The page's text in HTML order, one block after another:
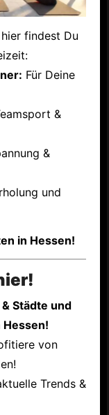
findest Du
Für Deine
&
&
und
in Hessen!
Städte und
von
Trends &